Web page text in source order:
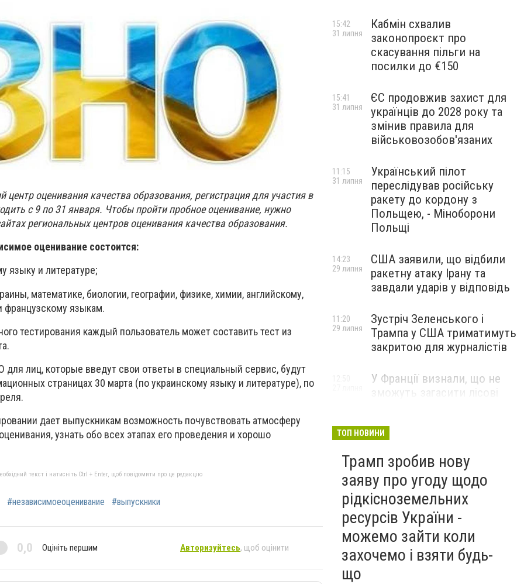
центр оценивания качества образования, регистрация для участия в
с 9 по 31 января. Чтобы пройти пробное оценивание, нужно
региональных центров оценивания качества образования.
оценивание состоится:
языку и литературе;
математике, биологии, географии, физике, химии, английскому,
французскому языкам.
тестирования каждый пользователь может составить тест из
для лиц, которые введут свои ответы в специальный сервис, будут
страницах 30 марта (по украинскому языку и литературе), по
дает выпускникам возможность почувствовать атмосферу
узнать обо всех этапах его проведения и хорошо
текст і натисніть Ctrl + Enter, щоб повідомити про це редакцію
#независимоеоценивание #выпускники
0,0 Оцініть першим Авторизуйтесь, щоб оцінити
Кабмін схвалив
законопроєкт про
скасування пільги на
посилки до €150
15:42
31 липня
ЄС продовжив захист для
українців до 2028 року та
змінив правила для
військовозобов'язаних
15:41
31 липня
Український пілот
переслідував російську
ракету до кордону з
Польщею, - Міноборони
Польщі
11:15
31 липня
США заявили, що відбили
ракетну атаку Ірану та
завдали ударів у відповідь
14:23
29 липня
Зустріч Зеленського і
Трампа у США триматимуть
закритою для журналістів
11:20
29 липня
У Франції визнали, що не
ТОП НОВИНИ
Трамп зробив нову
заяву про угоду щодо
рідкісноземельних
ресурсів України -
можемо зайти коли
захочемо і взяти будь-
що